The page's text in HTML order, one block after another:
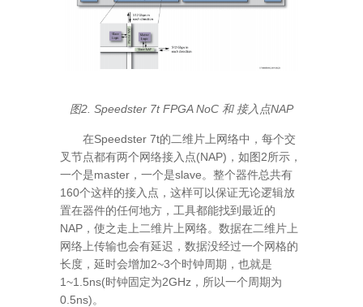
图2. Speedster 7t FPGA NoC 和 接入点NAP
在Speedster 7t的二维片上网络中，每个交
叉节点都有两个网络接入点(NAP)，如图2所示，
一个是master，一个是slave。整个器件总共有
160个这样的接入点，这样可以保证无论逻辑放
置在器件的任何地方，工具都能找到最近的
NAP，使之走上二维片上网络。数据在二维片上
网络上传输也会有延迟，数据没经过一个网格的
长度，延时会增加2~3个时钟周期，也就是
1~1.5ns(时钟固定为2GHz，所以一个周期为
0.5ns)。